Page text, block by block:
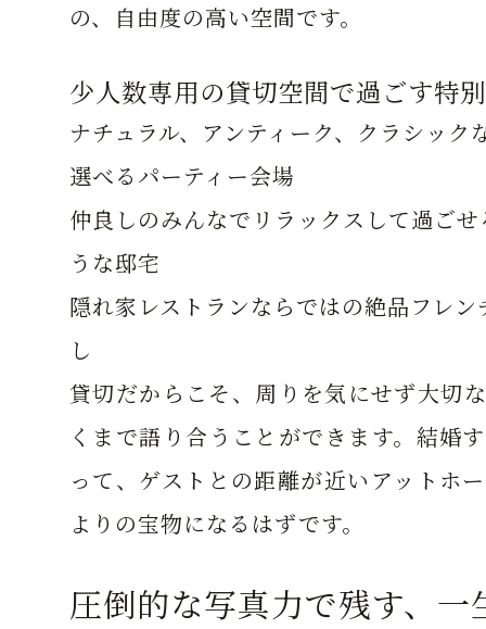
の、自由度の高い空間です。
少人数専用の貸切空間で過ごす特
ナチュラル、アンティーク、クラシック
選べるパーティー会場
仲良しのみんなでリラックスして過ご
うな邸宅
隠れ家レストランならではの絶品フレ
し
貸切だからこそ、周りを気にせず大切
くまで語り合うことができます。結婚
って、ゲストとの距離が近いアットホ
よりの宝物になるはずです。
圧倒的な写真力で残す、一